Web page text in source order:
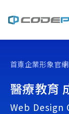
服務與費用
首頁企業形象官網
醫療教育
Web Design